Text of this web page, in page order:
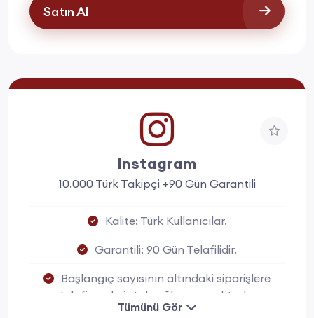
Satın Al
Instagram
10.000 Türk Takipçi +90 Gün Garantili
Kalite: Türk Kullanıcılar.
Garantili: 90 Gün Telafilidir.
Başlangıç sayısının altındaki siparişlere
telafi ya da iptal sağlanmamaktadır.
Tümünü Gör